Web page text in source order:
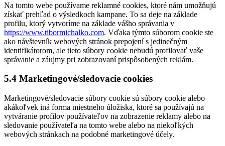
Na tomto webe používame reklamné cookies, ktoré nám umožňujú
získať prehľad o výsledkoch kampane. To sa deje na základe
profilu, ktorý vytvoríme na základe vášho správania v
https://www.tibormichalko.com. Vďaka týmto súborom cookie ste
ako návštevník webových stránok prepojení s jedinečným
identifikátorom, ale tieto súbory cookie nebudú profilovať vaše
správanie a záujmy pri zobrazovaní prispôsobených reklám.
5.4 Marketingové/sledovacie cookies
Marketingové/sledovacie súbory cookie sú súbory cookie alebo
akákoľvek iná forma miestneho úložiska, ktoré sa používajú na
vytváranie profilov používateľov na zobrazenie reklamy alebo na
sledovanie používateľa na tomto webe alebo na niekoľkých
webových stránkach na podobné marketingové účely.